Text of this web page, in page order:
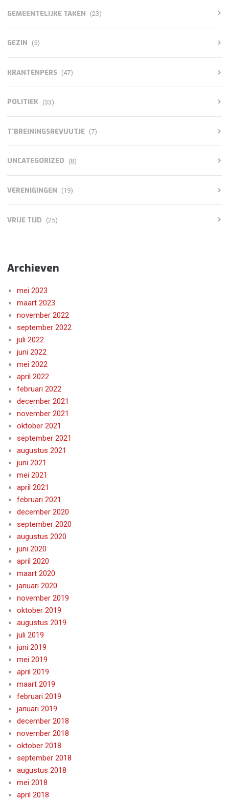
GEMEENTELIJKE TAKEN (23)
GEZIN (5)
KRANTENPERS (47)
POLITIEK (33)
T'BREININGSREVUUTJE (7)
UNCATEGORIZED (8)
VERENIGINGEN (19)
VRIJE TIJD (25)
Archieven
mei 2023
maart 2023
november 2022
september 2022
juli 2022
juni 2022
mei 2022
april 2022
februari 2022
december 2021
november 2021
oktober 2021
september 2021
augustus 2021
juni 2021
mei 2021
april 2021
februari 2021
december 2020
september 2020
augustus 2020
juni 2020
april 2020
maart 2020
januari 2020
november 2019
oktober 2019
augustus 2019
juli 2019
juni 2019
mei 2019
april 2019
maart 2019
februari 2019
januari 2019
december 2018
november 2018
oktober 2018
september 2018
augustus 2018
mei 2018
april 2018